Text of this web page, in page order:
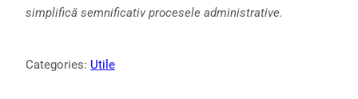
simplifică semnificativ procesele administrative.
Categories: Utile